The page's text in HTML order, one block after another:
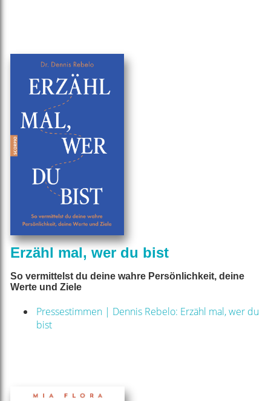
Erzähl mal, wer du bist
So vermittelst du deine wahre Persönlichkeit, deine
Werte und Ziele
Pressestimmen | Dennis Rebelo: Erzähl mal, wer du
bist